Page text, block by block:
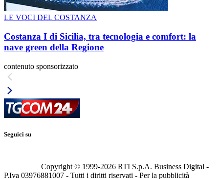
LE VOCI DEL COSTANZA
Costanza I di Sicilia, tra tecnologia e comfort: la
nave green della Regione
contenuto sponsorizzato
Seguici su
Copyright © 1999-2026 RTI S.p.A. Business Digital -
P.Iva 03976881007 - Tutti i diritti riservati - Per la pubblicità